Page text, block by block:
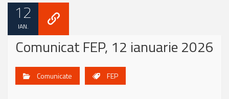
12
IAN.
Comunicat FEP, 12 ianuarie 2026
Comunicate FEP